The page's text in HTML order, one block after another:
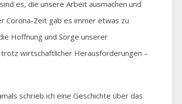
es, die unsere Arbeit ausmachen und
Corona-Zeit gab es immer etwas zu
Hoffnung und Sorge unserer
wirtschaftlicher Herausforderungen –
schrieb ich eine Geschichte über das